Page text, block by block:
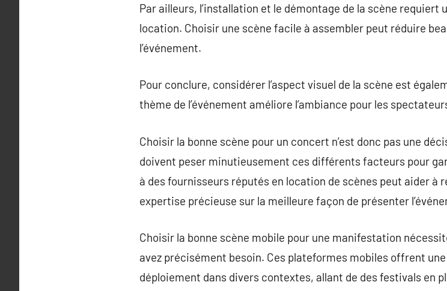
Par ailleurs, l’installation et le démontage de la scène
location. Choisir une scène facile à assembler peut réduire
l’événement.
Pour conclure, considérer l’aspect visuel de la scène est
thème de l’événement améliore l’ambiance pour les
Choisir la bonne scène pour un concert n’est donc pas une
doivent peser minutieusement ces différents facteurs pour
à des fournisseurs réputés en location de scènes peut aider à
expertise précieuse sur la meilleure façon de présenter
Choisir la bonne scène mobile pour une manifestation
avez précisément besoin. Ces plateformes mobiles offrent
déploiement dans divers contextes, allant de des festivals en